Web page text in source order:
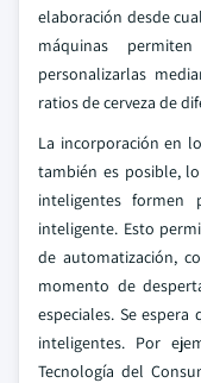
elaboración desde
máquinas
personalizarlas
ratios de cerveza de
La incorporación en
también es posible,
inteligentes formen
inteligente. Esto
de automatización,
momento de
especiales. Se
inteligentes. Por
Tecnología del